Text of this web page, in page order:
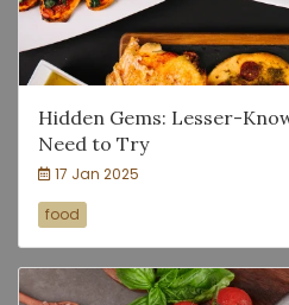
Hidden Gems: Lesser-
Need to Try
17 Jan 2025
food